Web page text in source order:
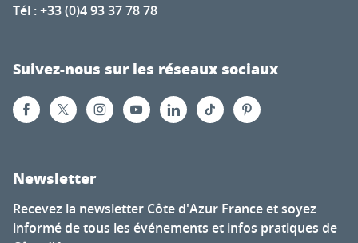
Tél : +33 (0)4 93 37 78 78
Suivez-nous sur les réseaux sociaux
Newsletter
Recevez la newsletter Côte d'Azur France et soyez
informé de tous les événements et infos pratiques de